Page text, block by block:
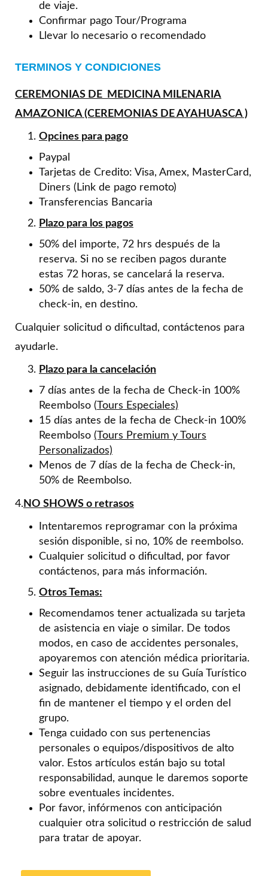
de viaje.
Confirmar pago Tour/Programa
Llevar lo necesario o recomendado
TERMINOS Y CONDICIONES
CEREMONIAS DE MEDICINA MILENARIA
AMAZONICA (CEREMONIAS DE AYAHUASCA )
Opcines para pago
Paypal
Tarjetas de Credito: Visa, Amex, MasterCard,
Diners (Link de pago remoto)
Transferencias Bancaria
Plazo para los pagos
50% del importe, 72 hrs después de la
reserva. Si no se reciben pagos durante
estas 72 horas, se cancelará la reserva.
50% de saldo, 3-7 días antes de la fecha de
check-in, en destino.
Cualquier solicitud o dificultad, contáctenos para
ayudarle.
Plazo para la cancelación
7 días antes de la fecha de Check-in 100%
Reembolso (Tours Especiales)
15 días antes de la fecha de Check-in 100%
Reembolso (Tours Premium y Tours
Personalizados)
Menos de 7 días de la fecha de Check-in,
50% de Reembolso.
4.NO SHOWS o retrasos
Intentaremos reprogramar con la próxima
sesión disponible, si no, 10% de reembolso.
Cualquier solicitud o dificultad, por favor
contáctenos, para más información.
Otros Temas:
Recomendamos tener actualizada su tarjeta
de asistencia en viaje o similar. De todos
modos, en caso de accidentes personales,
apoyaremos con atención médica prioritaria.
Seguir las instrucciones de su Guía Turístico
asignado, debidamente identificado, con el
fin de mantener el tiempo y el orden del
grupo.
Tenga cuidado con sus pertenencias
personales o equipos/dispositivos de alto
valor. Estos artículos están bajo su total
responsabilidad, aunque le daremos soporte
sobre eventuales incidentes.
Por favor, infórmenos con anticipación
cualquier otra solicitud o restricción de salud
para tratar de apoyar.